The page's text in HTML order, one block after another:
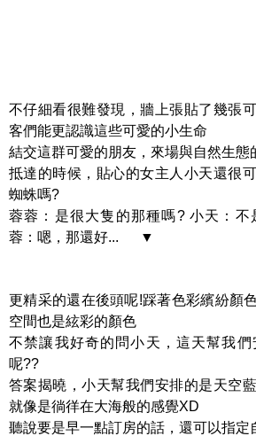
不仔細看很難發現，牆上張貼了幾張
客們能更認識這些可愛的小生命
結交這群可愛的朋友，來場與自然生態
抵達的時候，貼心的女主人小天還很
蜘蛛嗎?
蓉蓉：是很大隻的那種嗎? 小天：不
蓉：嗯，那還好... ▼
更精采的還在後頭呢!踩著色彩繽紛顏
空間也是絃彩的顏色
不禁讓我好奇的問小天，這天幫我
呢??
答案揭曉，小天幫我們安排的是天空
就像是徜徉在大海般的感覺XD
聽說要是早一點訂房的話，還可以指